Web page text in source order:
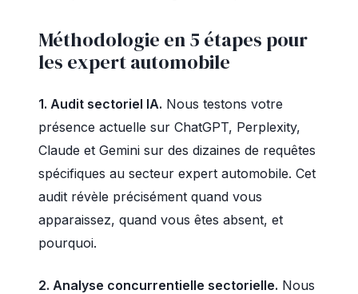
Méthodologie en 5 étapes pour
les expert automobile
1. Audit sectoriel IA. Nous testons votre
présence actuelle sur ChatGPT, Perplexity,
Claude et Gemini sur des dizaines de requêtes
spécifiques au secteur expert automobile. Cet
audit révèle précisément quand vous
apparaissez, quand vous êtes absent, et
pourquoi.
2. Analyse concurrentielle sectorielle. Nous